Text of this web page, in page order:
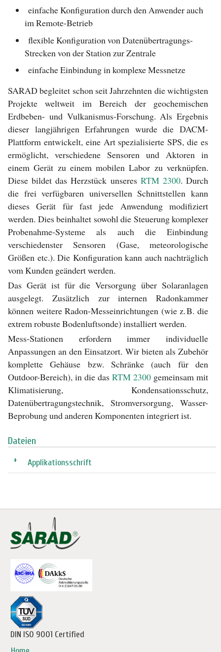
einfache Konfiguration durch den Anwender auch
im Remote-Betrieb
flexible Konfiguration von Datenübertragungs-
Strecken von der Station zur Zentrale
einfache Einbindung in komplexe Messnetze
SARAD begleitet schon seit Jahrzehnten die wichtigsten
Projekte weltweit im Bereich der geochemischen
Erdbeben- und Vulkanismus-Forschung. Als Ergebnis
dieser langjährigen Erfahrungen wurde die DACM-
Plattform entwickelt, eine Art spezialisierte SPS, die es
ermöglicht, verschiedene Sensoren und Aktoren in
einem Gerät zu einem mobilen Labor zu verknüpfen.
Diese bildet das Herzstück unseres RTM 2300. Durch
die frei verfügbaren universellen Schnittstellen kann
dieses Gerät für fast jede Anwendung modifiziert
werden. Dies beinhaltet sowohl die Steuerung komplexer
Probenahme-Systeme als auch die Einbindung
verschiedenster Sensoren (Gase, meteorologische
Größen etc.). Die Konfiguration kann auch nachträglich
vom Kunden geändert werden.
Das Gerät ist für die Versorgung über Solaranlagen
ausgelegt. Zusätzlich zur internen Radonkammer
können weitere Radon-Messeinrichtungen (wie z. B. die
extrem robuste Bodenluftsonde) installiert werden.
Mess-Stationen erfordern immer individuelle
Anpassungen an den Einsatzort. Wir bieten als Zubehör
komplette Gehäuse bzw. Schränke (auch für den
Outdoor-Bereich), in die das RTM 2300 gemeinsam mit
Klimatisierung, Kondensationsschutz,
Datenübertragungstechnik, Stromversorgung, Wasser-
Beprobung und anderen Komponenten integriert ist.
Dateien
+ Applikationsschrift
DIN ISO 9001 Certified